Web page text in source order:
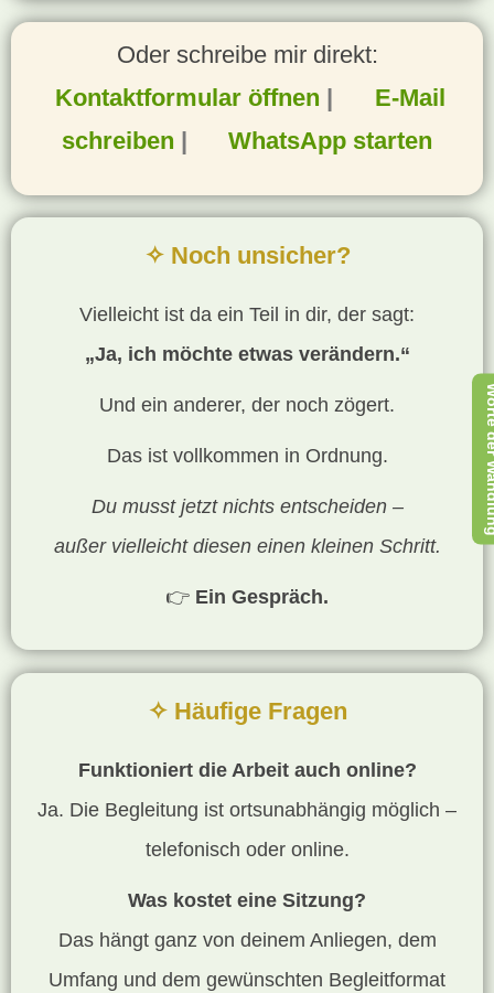
Oder schreibe mir direkt:
Kontaktformular öffnen |
E-Mail
schreiben | WhatsApp starten
✧ Noch unsicher?
Vielleicht ist da ein Teil in dir, der sagt:
„Ja, ich möchte etwas verändern.“
Und ein anderer, der noch zögert.
Das ist vollkommen in Ordnung.
Du musst jetzt nichts entscheiden –
außer vielleicht diesen einen kleinen Schritt.
👉 Ein Gespräch.
✧ Häufige Fragen
Funktioniert die Arbeit auch online?
Ja. Die Begleitung ist ortsunabhängig möglich –
telefonisch oder online.
Was kostet eine Sitzung?
Das hängt ganz von deinem Anliegen, dem
Umfang und dem gewünschten Begleitformat